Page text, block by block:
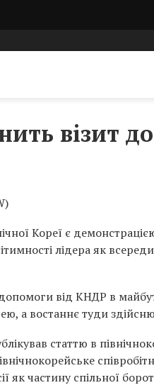
візит
Кореї є
лідера як
від КНДР в
а востаннє туди
статтю в
частину спільної